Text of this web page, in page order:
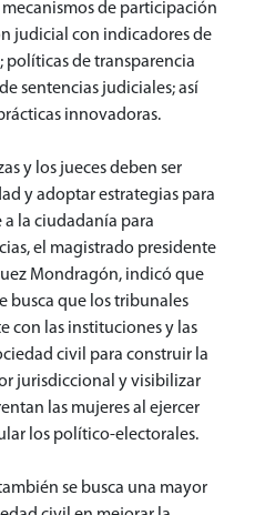
de participación
judicial con indicadores de
de transparencia
sentencias judiciales; así
innovadoras.
y los jueces deben ser
y adoptar estrategias para
a la ciudadanía para
el magistrado presidente
Mondragón, indicó que
busca que los tribunales
con las instituciones y las
civil para construir la
jurisdiccional y visibilizar
las mujeres al ejercer
los político-electorales.
se busca una mayor